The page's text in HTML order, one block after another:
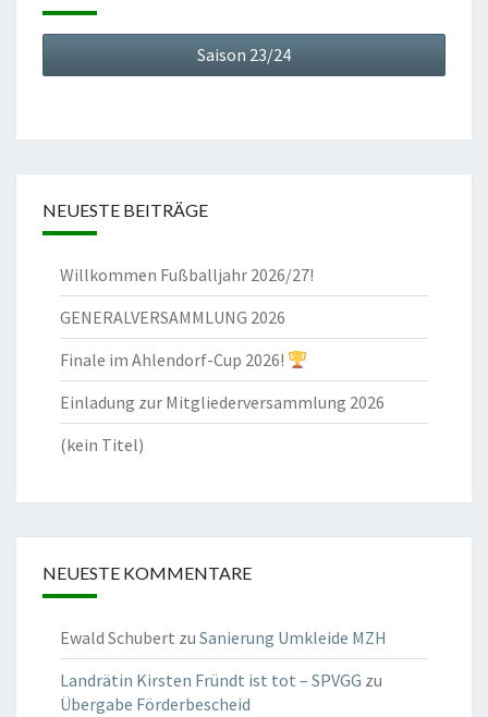
Saison 23/24
NEUESTE BEITRÄGE
Willkommen Fußballjahr 2026/27!
GENERALVERSAMMLUNG 2026
Finale im Ahlendorf-Cup 2026!
Einladung zur Mitgliederversammlung 2026
(kein Titel)
NEUESTE KOMMENTARE
Ewald Schubert zu Sanierung Umkleide MZH
Landrätin Kirsten Fründt ist tot – SPVGG zu
Übergabe Förderbescheid